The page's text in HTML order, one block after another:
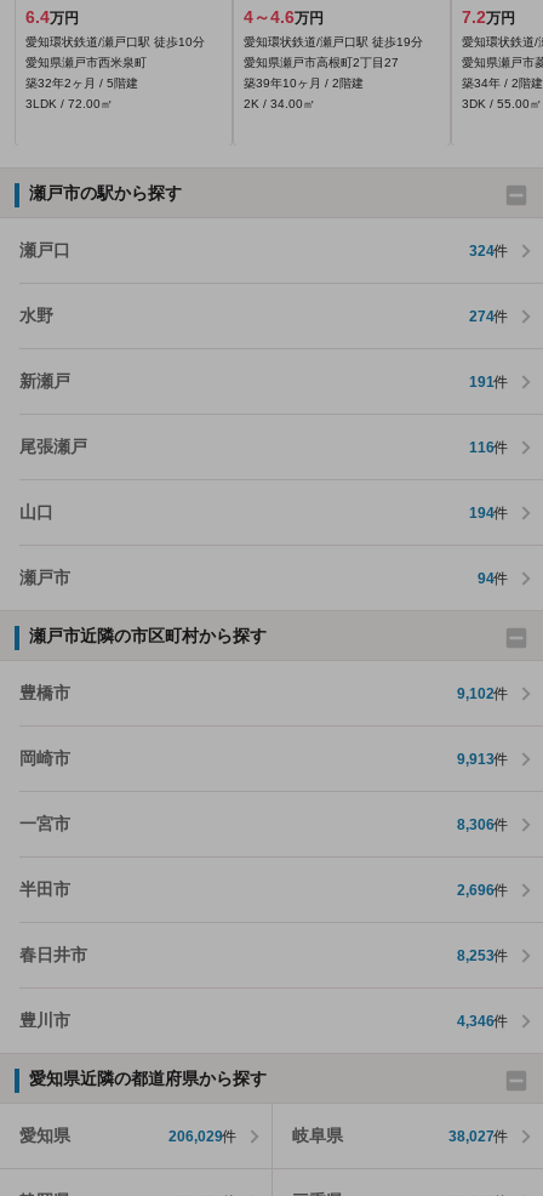
6.4万円
愛知環状鉄道/瀬戸口駅 徒歩10分
愛知県瀬戸市西米泉町
築32年2ヶ月 / 5階建
3LDK / 72.00㎡
4～4.6万円
愛知環状鉄道/瀬戸口駅 徒歩19分
愛知県瀬戸市高根町2丁目27
築39年10ヶ月 / 2階建
2K / 34.00㎡
7.2万円
愛知環状鉄道/
愛知県瀬戸市
築34年 / 2階建
3DK / 55.00㎡
瀬戸市の駅から探す
瀬戸口 324件
水野 274件
新瀬戸 191件
尾張瀬戸 116件
山口 194件
瀬戸市 94件
瀬戸市近隣の市区町村から探す
豊橋市 9,102件
岡崎市 9,913件
一宮市 8,306件
半田市 2,696件
春日井市 8,253件
豊川市 4,346件
愛知県近隣の都道府県から探す
愛知県 206,029件 岐阜県 38,027件